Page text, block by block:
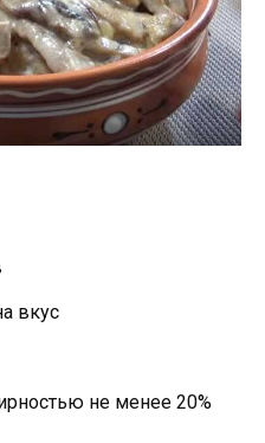
вкус
не менее 20%